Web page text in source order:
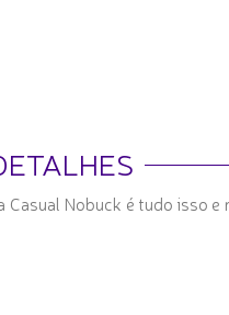
Nobuck é tudo isso